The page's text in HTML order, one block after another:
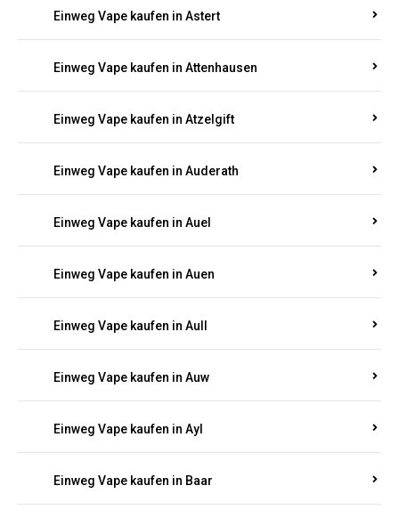
Einweg Vape kaufen in Astert
Einweg Vape kaufen in Attenhausen
Einweg Vape kaufen in Atzelgift
Einweg Vape kaufen in Auderath
Einweg Vape kaufen in Auel
Einweg Vape kaufen in Auen
Einweg Vape kaufen in Aull
Einweg Vape kaufen in Auw
Einweg Vape kaufen in Ayl
Einweg Vape kaufen in Baar